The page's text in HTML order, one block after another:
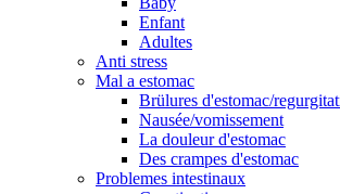
Enfant
Adultes
Anti stress
Mal a estomac
Brülures d'estomac/
Nausée/vomissement
La douleur d'estomac
Des crampes d'estomac
Problemes intestinaux